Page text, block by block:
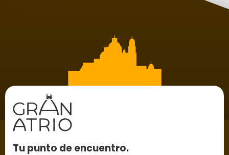
Tu punto de encuentro.